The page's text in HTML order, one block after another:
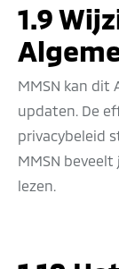
1.9
MMSN kan dit
updaten. De
privacybeleid
MMSN
lezen.